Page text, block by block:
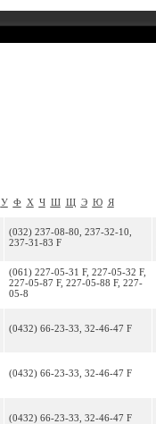
У Ф Х Ч Ш Щ Э Ю Я
(032) 237-08-80, 237-32-10,
237-31-83 F
(061) 227-05-31 F, 227-05-32 F,
227-05-87 F, 227-05-88 F, 227-
05-8
(0432) 66-23-33, 32-46-47 F
(0432) 66-23-33, 32-46-47 F
(0432) 66-23-33, 32-46-47 F